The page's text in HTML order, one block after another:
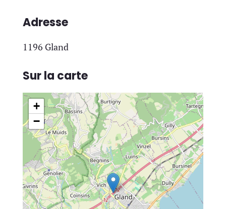
Adresse
1196 Gland
Sur la carte
+
−